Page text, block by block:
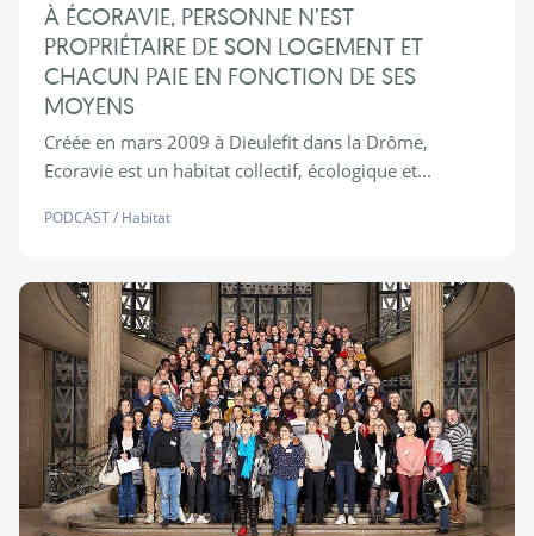
À ÉCORAVIE, PERSONNE N’EST
PROPRIÉTAIRE DE SON LOGEMENT ET
CHACUN PAIE EN FONCTION DE SES
MOYENS
Créée en mars 2009 à Dieulefit dans la Drôme,
Ecoravie est un habitat collectif, écologique et...
PODCAST/ Habitat